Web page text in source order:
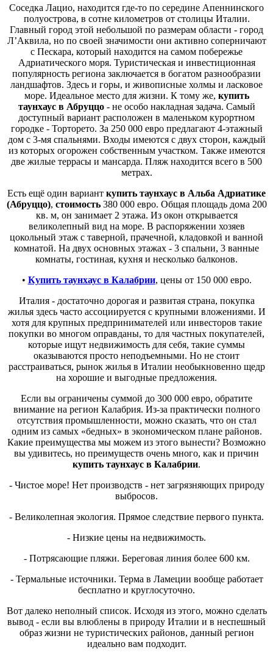
Соседка Лацио, находится где-то по середине Апеннинского
полуострова, в сотне километров от столицы Италии.
Главный город этой небольшой по размерам области - город
Л’Аквила, но по своей значимости они активно соперничают
с Пескара, который находится на самом побережье
Адриатического моря. Туристическая и инвестиционная
популярность региона заключается в богатом разнообразии
ландшафтов. Здесь и горы, и живописные холмы и ласковое
море. Идеальное место для жизни. К тому же, купить
таунхаус в Абруццо- не особо накладная задача. Самый
доступный вариант расположен в маленьком курортном
городке - Торторето. За 250 000 евро предлагают 4-этажный
дом с 3-мя спальнями. Входы имеются с двух сторон, каждый
из которых огорожен собственным участком. Также имеются
две жилые террасы и мансарда. Пляж находится всего в 500
метрах.
Есть ещё один вариант купить таунхаус в Альба Адриатике
(Абруццо), стоимость380 000 евро. Общая площадь дома 200
кв. м, он занимает 2 этажа. Из окон открывается
великолепный вид на море. В распоряжении хозяев
цокольный этаж с таверной, прачечной, кладовкой и ванной
комнатой. На двух основных этажах - 3 спальни, 3 ванные
комнаты, гостиная, кухня и несколько балконов.
• Купить таунхаус в Калабрии, цены от 150 000 евро.
Италия - достаточно дорогая и развитая страна, покупка
жилья здесь часто ассоциируется с крупными вложениями. И
хотя для крупных предпринимателей или инвесторов такие
покупки во многом оправданы, то для частных покупателей,
которые ищут недвижимость для себя, такие суммы
оказываются просто неподъемными. Но не стоит
расстраиваться, рынок жилья в Италии необыкновенно щедр
на хорошие и выгодные предложения.
Если вы ограничены суммой до 300 000 евро, обратите
внимание на регион Калабрия. Из-за практически полного
отсутствия промышленности, можно сказать, что он стал
одним из самых «бедных» в экономическом плане районов.
Какие преимущества мы можем из этого вынести? Возможно
вы удивитесь, но преимуществ очень много, как и причин
купить таунхаус в Калабрии.
- Чистое море! Нет производств - нет загрязняющих природу
выбросов.
- Великолепная экология. Прямое следствие первого пункта.
- Низкие цены на недвижимость.
- Потрясающие пляжи. Береговая линия более 600 км.
- Термальные источники. Терма в Ламеции вообще работает
бесплатно и круглосуточно.
Вот далеко неполный список. Исходя из этого, можно сделать
вывод - если вы влюблены в природу Италии и в неспешный
образ жизни не туристических районов, данный регион
идеально вам подходит.